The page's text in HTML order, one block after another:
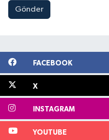
Gönder
FACEBOOK
X
INSTAGRAM
YOUTUBE